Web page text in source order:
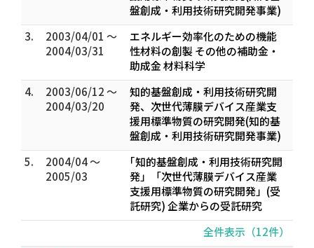
盤創成・利用技術研究開発事業)
3.
2003/04/01 ～
2004/03/31
エネルギー効率化のための機能
性材料の創製 その他の補助金・
助成金 材料科学
4.
2003/06/12 ～
2004/03/20
知的基盤創成・利用技術研究開
発、次世代薄膜デバイス産業支
援用標準物質の研究開発(知的基
盤創成・利用技術研究開発事業)
5.
2004/04 ～
2005/03
｢知的基盤創成・利用技術研究開
発」「次世代薄膜デバイス産業
支援用標準物質の研究開発」(受
託研究) 企業からの受託研究
全件表示（12件）